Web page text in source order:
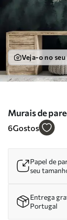
Veja-o no seu
Murais de
u36439
6Gostos
Papel de
seu
Entrega
Portugal